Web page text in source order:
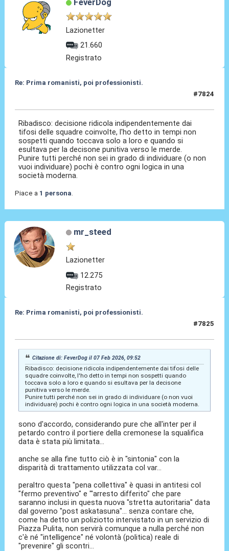
Lazionetter
21.660
Registrato
Re: Prima romanisti, poi professionisti.
#7824
Ribadisco: decisione ridicola indipendentemente dai
tifosi delle squadre coinvolte, l'ho detto in tempi non
sospetti quando toccava solo a loro e quando si
esultava per la decisone punitiva verso le merde.
Punire tutti perché non sei in grado di individuare (o non
vuoi individuare) pochi è contro ogni logica in una
società moderna.
Piace a 1 persona.
mr_steed
Lazionetter
12.275
Registrato
Re: Prima romanisti, poi professionisti.
#7825
Citazione di: FeverDog il 07 Feb 2026, 09:52
Ribadisco: decisione ridicola indipendentemente dai tifosi delle
squadre coinvolte, l'ho detto in tempi non sospetti quando
toccava solo a loro e quando si esultava per la decisone
punitiva verso le merde.
Punire tutti perché non sei in grado di individuare (o non vuoi
individuare) pochi è contro ogni logica in una società moderna.
sono d'accordo, considerando pure che all'inter per il
petardo contro il portiere della cremonese la squalifica
data è stata più limitata...
anche se alla fine tutto ciò è in "sintonia" con la
disparità di trattamento utilizzata col var...
peraltro questa "pena collettiva" è quasi in antitesi col
"fermo preventivo" e "'arresto differito" che pare
saranno inclusi in questa nuova "stretta autoritaria" data
dal governo "post askatasuna"... senza contare che,
come ha detto un poliziotto intervistato in un servizio di
Piazza Pulita, non servirà comunque a nulla perché non
c'è né "intelligence" né volontà (politica) reale di
"prevenire" gli scontri...